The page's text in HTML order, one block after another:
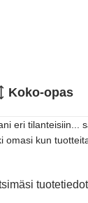
Koko-opas
eri
omasi kun